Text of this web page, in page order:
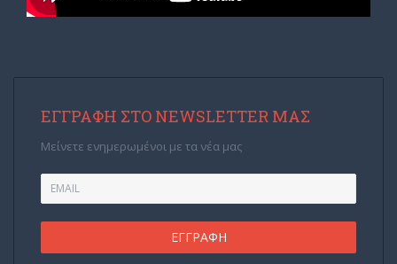
ΕΓΓΡΑΦΉ ΣΤΟ NEWSLETTER ΜΑΣ
Μείνετε ενημερωμένοι με τα νέα μας